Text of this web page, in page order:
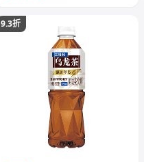
9.3折